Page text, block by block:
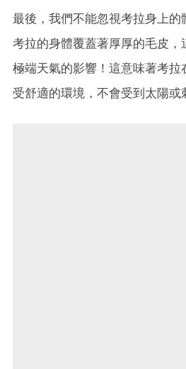
最後，我們不能忽視考拉身上的
考拉的身體覆蓋著厚厚的毛皮，
極端天氣的影響！這意味著考
受舒適的環境，不會受到太陽或